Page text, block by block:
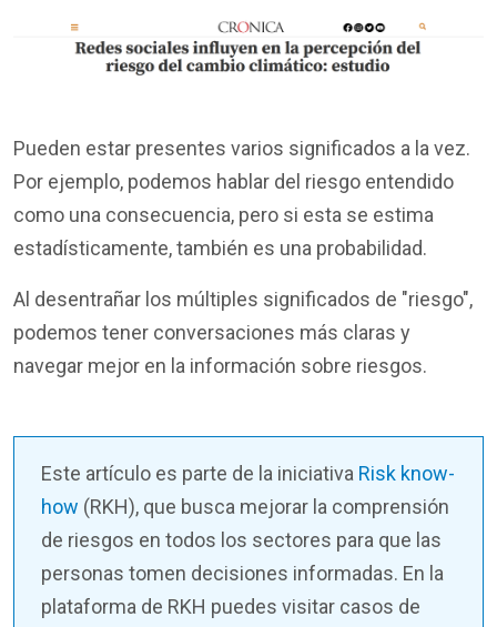
Pueden estar presentes varios significados a la vez.
Por ejemplo, podemos hablar del riesgo entendido
como una consecuencia, pero si esta se estima
estadísticamente, también es una probabilidad.
Al desentrañar los múltiples significados de "riesgo",
podemos tener conversaciones más claras y
navegar mejor en la información sobre riesgos.
Este artículo es parte de la iniciativa Risk know-
how (RKH), que busca mejorar la comprensión
de riesgos en todos los sectores para que las
personas tomen decisiones informadas. En la
plataforma de RKH puedes visitar casos de